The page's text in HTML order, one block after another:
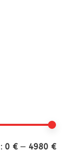
0 €— 4980 €